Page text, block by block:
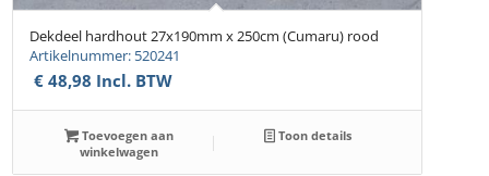
Dekdeel hardhout 27x190mm x 250cm (Cumaru) rood
Artikelnummer: 520241
€ 48,98 Incl. BTW
Toevoegen aan
winkelwagen
Toon details